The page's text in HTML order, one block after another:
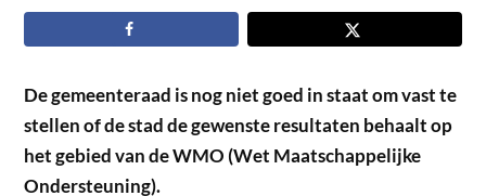
De gemeenteraad is nog niet goed in staat om vast te
stellen of de stad de gewenste resultaten behaalt op
het gebied van de WMO (Wet Maatschappelijke
Ondersteuning).